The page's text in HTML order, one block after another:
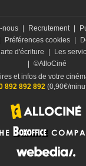
nous | Recrutement |
Préférences cookies |
d'écriture | Les
| ©AlloCiné
et infos de votre
892 892 892 (0,90€/